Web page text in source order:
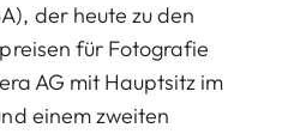
der heute zu den
für Fotografie
AG mit Hauptsitz im
einem zweiten